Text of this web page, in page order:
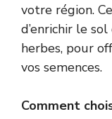
votre région.
d’enrichir le
herbes, pour
vos semences.
Comment